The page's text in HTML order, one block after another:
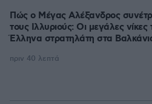
Πώς ο Μέγας Αλέξανδρος
τους Ιλλυριούς: Οι μεγάλες νίκες
Έλληνα στρατηλάτη στα
πριν 40 λεπτά